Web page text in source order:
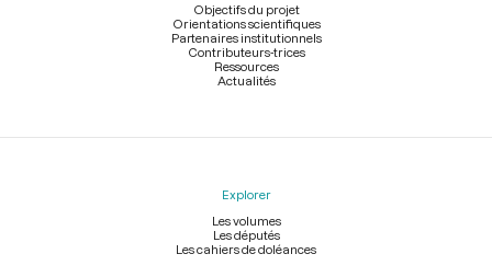
Objectifs du projet
Orientations scientifiques
Partenaires institutionnels
Contributeurs-trices
Ressources
Actualités
Explorer
Les volumes
Les députés
Les cahiers de doléances